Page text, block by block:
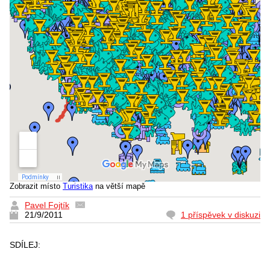
Zobrazit místo Turistikana větší mapě
Pavel Fojtík
21/9/2011
1 příspěvek v diskuzi
SDÍLEJ: